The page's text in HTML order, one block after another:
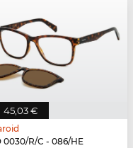
45,03 €
0030/R/C - 086/HE